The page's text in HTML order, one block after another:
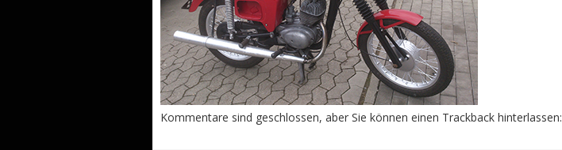
Kommentare sind geschlossen, aber Sie können einen Trackback hinterlassen: